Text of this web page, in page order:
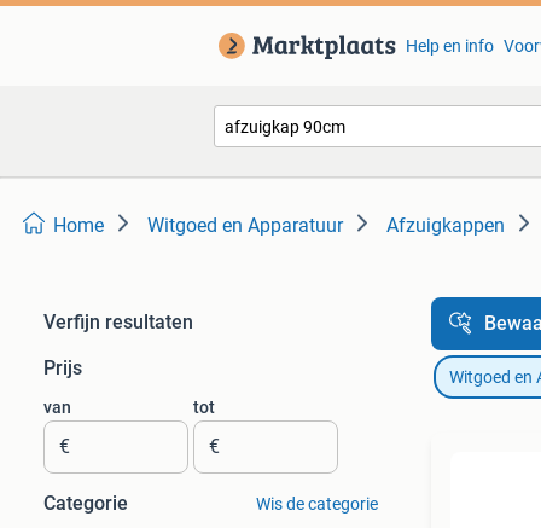
Help en info
Home Witgoed en Apparatuur Afzuigkappen
Verfijn resultaten
Prijs
van
€
tot
€
Categorie Wis de categorie
Witgoed en